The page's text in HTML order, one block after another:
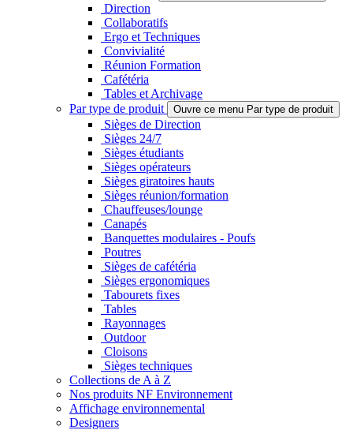
Direction
Collaboratifs
Ergo et Techniques
Convivialité
Réunion Formation
Cafétéria
Tables et Archivage
Par type de produit
Ouvre ce menu Par type de produit
Sièges de Direction
Sièges 24/7
Sièges étudiants
Sièges opérateurs
Sièges giratoires hauts
Sièges réunion/formation
Chauffeuses/lounge
Canapés
Banquettes modulaires - Poufs
Poutres
Sièges de cafétéria
Sièges ergonomiques
Tabourets fixes
Tables
Rayonnages
Outdoor
Cloisons
Sièges techniques
Collections de A à Z
Nos produits NF Environnement
Affichage environnemental
Designers